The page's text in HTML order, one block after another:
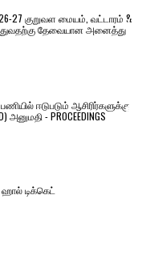
27 குறுவள மையம், வட்டாரம் &
தேவையான அனைத்து
ஈடுபடும் ஆசிரிர்களுக்கு
- PROCEEDINGS
​டிக்கெட்